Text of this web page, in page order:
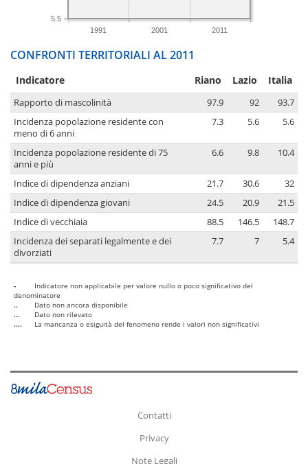
1991 2001 2011
5.5
CONFRONTI TERRITORIALI AL 2011
Indicatore Riano Lazio Italia
Rapporto di mascolinità 97.9 92
93.7
Incidenza popolazione residente con
meno di 6 anni
7.3 5.6 5.6
Incidenza popolazione residente di 75
anni e più
6.6 9.8 10.4
Indice di dipendenza anziani 21.7 30.6
32
Indice di dipendenza giovani
24.5 20.9
21.5
Indice di vecchiaia
88.5 146.5
148.7
Incidenza dei separati legalmente e dei
divorziati
7.7 7 5.4
-
Indicatore non applicabile per valore nullo o poco significativo del
denominatore
..
Dato non ancora disponibile
...
Dato non rilevato
....
La mancanza o esiguità del fenomeno rende i valori non significativi
Contatti
Privacy
Note Legali